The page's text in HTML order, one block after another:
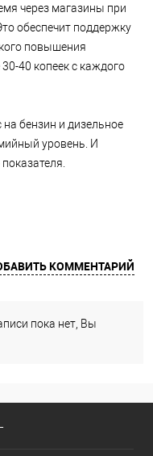
через магазины при
обеспечит поддержку
повышения
40 копеек с каждого
бензин и дизельное
уровень. И
КОММЕНТАРИЙ
пока нет, Вы